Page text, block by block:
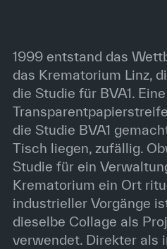
1999 entstand das
das Krematorium Linz,
die Studie für BVA1.
die Studie BVA1
Tisch liegen, zufällig.
Studie für ein
Krematorium ein Ort
industrieller Vorgänge
dieselbe Collage als
verwendet. Direkter als